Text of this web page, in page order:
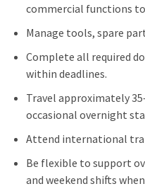
commercial functions
Manage tools, spare
Complete all required
within deadlines.
Travel approximately
occasional overnight
Attend international
Be flexible to support
and weekend shifts